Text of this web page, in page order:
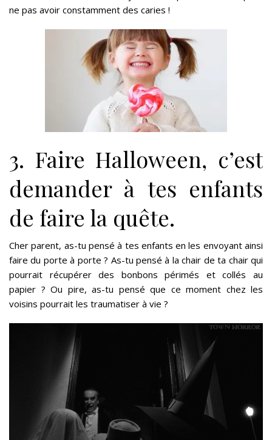
ne pas avoir constamment des caries !
3. Faire Halloween, c’est
demander à tes enfants
de faire la quête.
Cher parent, as-tu pensé à tes enfants en les envoyant ainsi
faire du porte à porte ? As-tu pensé à la chair de ta chair qui
pourrait récupérer des bonbons périmés et collés au
papier ? Ou pire, as-tu pensé que ce moment chez les
voisins pourrait les traumatiser à vie ?